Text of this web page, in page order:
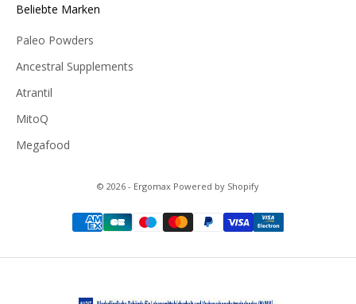
Beliebte Marken
Paleo Powders
Ancestral Supplements
Atrantil
MitoQ
Megafood
© 2026 - Ergomax Powered by Shopify